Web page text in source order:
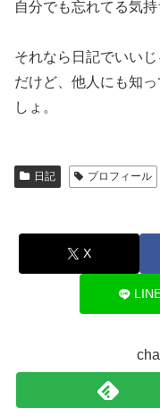
自分でも忘れてる気
それなら日記でいい
だけど、他人にも知
しょ。
日記 プロフィール
X